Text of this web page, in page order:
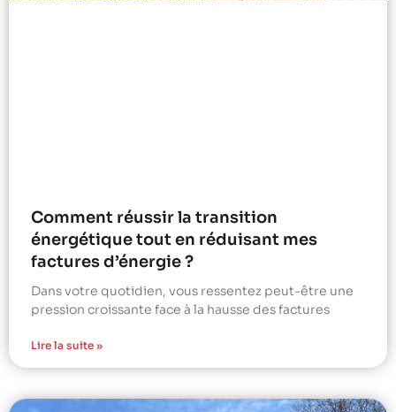
Comment réussir la transition
énergétique tout en réduisant mes
factures d’énergie ?
Dans votre quotidien, vous ressentez peut-être une
pression croissante face à la hausse des factures
Lire la suite »